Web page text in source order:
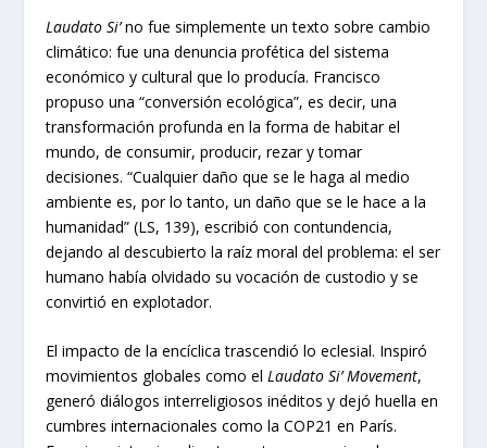
Laudato Si’no fue simplemente un texto sobre cambio
climático: fue una denuncia profética del sistema
económico y cultural que lo producía. Francisco
propuso una “conversión ecológica”, es decir, una
transformación profunda en la forma de habitar el
mundo, de consumir, producir, rezar y tomar
decisiones. “Cualquier daño que se le haga al medio
ambiente es, por lo tanto, un daño que se le hace a la
humanidad” (LS, 139), escribió con contundencia,
dejando al descubierto la raíz moral del problema: el ser
humano había olvidado su vocación de custodio y se
convirtió en explotador.
El impacto de la encíclica trascendió lo eclesial. Inspiró
movimientos globales como elLaudato Si’ Movement,
generó diálogos interreligiosos inéditos y dejó huella en
cumbres internacionales como la COP21 en París.